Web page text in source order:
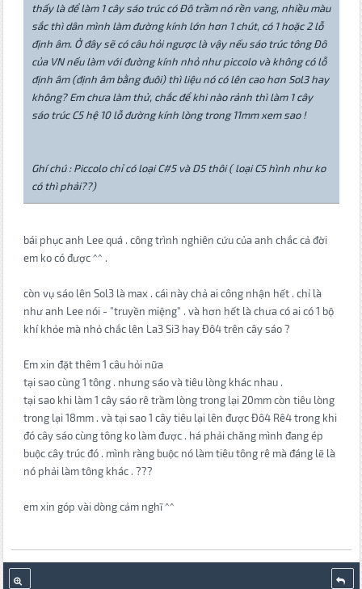
thấy là để làm 1 cây sáo trúc có Đô trầm nó rền vang, nhiều màu
sắc thì dân mình làm đường kính lớn hơn 1 chút, có 1 hoặc 2 lỗ
định âm. Ở đây sẽ có câu hỏi ngược là vậy nếu sáo trúc tông Đô
của VN nếu làm với đường kính nhỏ như piccolo và không có lỗ
định âm (định âm bằng đuôi) thì liệu nó có lên cao hơn Sol3 hay
không? Em chưa làm thử, chắc để khi nào rảnh thì làm 1 cây
sáo trúc C5 hệ 10 lỗ đường kính lòng trong 11mm xem sao !
Ghí chú : Piccolo chỉ có loại C#5 và D5 thôi ( loại C5 hình như ko
có thì phải??)
bái phục anh Lee quá . công trình nghiên cứu của anh chắc cả đời
em ko có được ^^ .
còn vụ sáo lên Sol3 là max . cái này chả ai công nhận hết . chỉ là
như anh Lee nói - "truyền miệng" . và hơn hết là chưa có ai có 1 bộ
khí khỏe mà nhỏ chắc lên La3 Si3 hay Đô4 trên cây sáo ?
Em xin đặt thêm 1 câu hỏi nữa
tại sao cùng 1 tông . nhưng sáo và tiêu lòng khác nhau .
tại sao khi làm 1 cây sáo rê trầm lòng trong lại 20mm còn tiêu lòng
trong lại 18mm . và tại sao 1 cây tiêu lại lên được Đô4 Rê4 trong khi
đó cây sáo cùng tông ko làm được . há phải chăng mình đang ép
buộc cây trúc đó . mình ràng buộc nó làm tiêu tông rê mà đáng lẽ là
nó phải làm tông khác . ???
em xin góp vài dòng cảm nghĩ ^^